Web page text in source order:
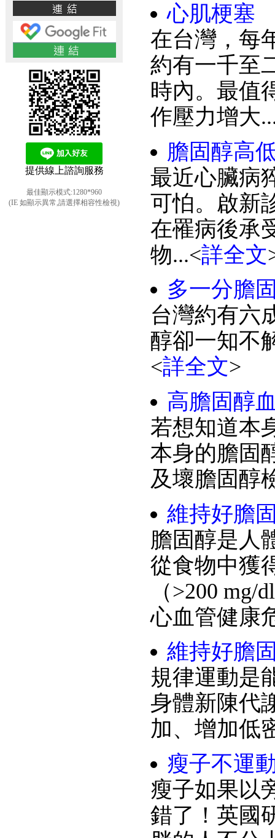
提供線上諮詢服務
最佳顯示模式:1280*960
(IE 如顯示異常,請選擇相容性檢視)
心肌梗塞
在台灣，每
約有一千至
時內。最值
作壓力增大
膽固醇高
最近心臟病
可怕。啟新
在罹病後承
物...<詳全文
多一分膽
台灣約有六
醇卻一知不
<詳全文>
高膽固醇
若想知道本
本身的膽固
及壞膽固醇
維持好膽
膽固醇是人
從食物中獲
（>200
心血管健康
維持好膽
規律運動是
身體新陳代
加、增加低
瘦子不運
瘦子如果以
錯了！英國